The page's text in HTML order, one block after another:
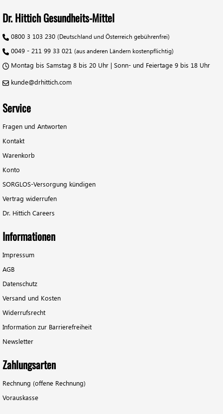
Dr. Hittich Gesundheits-Mittel
0800 3 103 230(Deutschland und Österreich gebührenfrei)
0049 - 211 99 33 021(aus anderen Ländern kostenpflichtig)
Montag bis Samstag 8 bis 20 Uhr | Sonn- und Feiertage 9 bis 18 Uhr
kunde@drhittich.com
Service
Fragen und Antworten
Kontakt
Warenkorb
Konto
SORGLOS-Versorgung kündigen
Vertrag widerrufen
Dr. Hittich Careers
Informationen
Impressum
AGB
Datenschutz
Versand und Kosten
Widerrufsrecht
Information zur Barrierefreiheit
Newsletter
Zahlungsarten
Rechnung (offene Rechnung)
Vorauskasse